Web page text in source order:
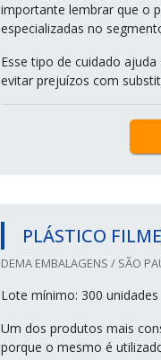
importante lembrar que o
especializadas no
Esse tipo de cuidado
evitar prejuízos com
PLÁSTICO
DEMA EMBALAGENS / SÃO
Lote mínimo: 300 unidades
Um dos produtos mais
porque o mesmo é